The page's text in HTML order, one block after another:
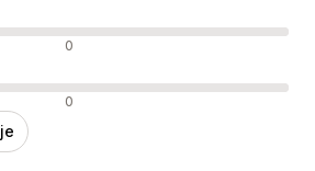
0
0